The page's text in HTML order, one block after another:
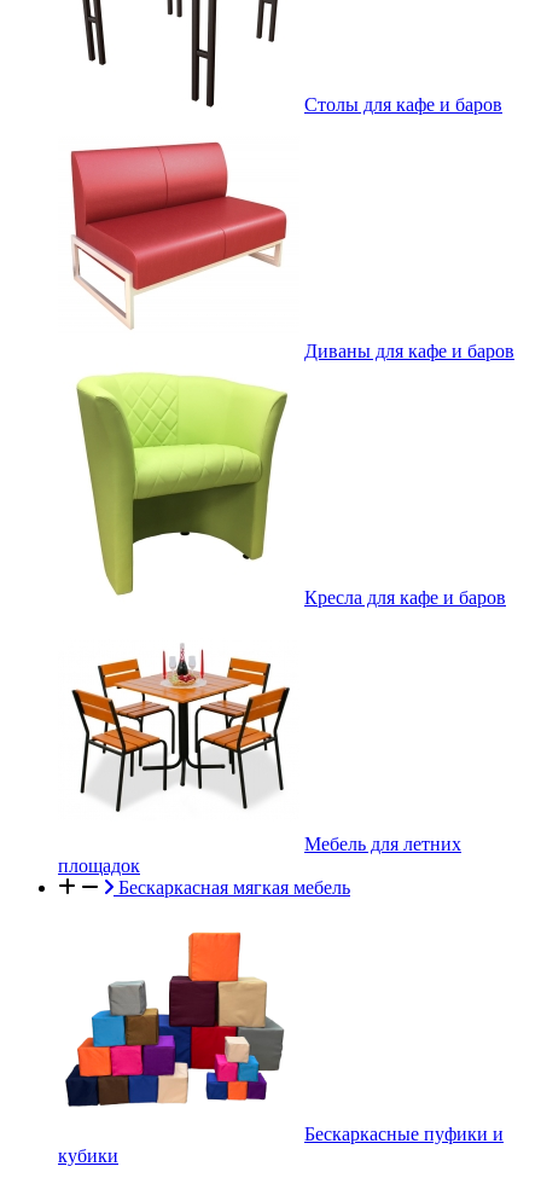
Столы для кафе и баров
Диваны для кафе и баров
Кресла для кафе и баров
Мебель для летних
площадок
Бескаркасная мягкая мебель
Бескаркасные пуфики и
кубики